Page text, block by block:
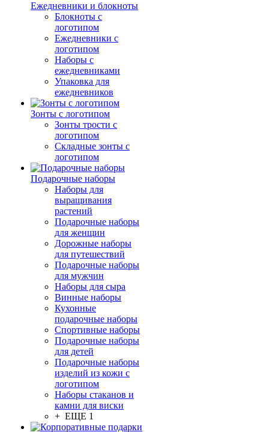
Ежедневники и блокноты
Блокноты с
логотипом
Ежедневники с
логотипом
Наборы с
ежедневниками
Упаковка для
ежедневников
Зонты с логотипом
Зонты трости с
логотипом
Складные зонты с
логотипом
Подарочные наборы
Наборы для
выращивания
растений
Подарочные наборы
для женщин
Дорожные наборы
для путешествий
Подарочные наборы
для мужчин
Наборы для сыра
Винные наборы
Кухонные
подарочные наборы
Спортивные наборы
Подарочные наборы
для детей
Подарочные наборы
изделий из кожи с
логотипом
Наборы стаканов и
камни для виски
+ ЕЩЕ 1